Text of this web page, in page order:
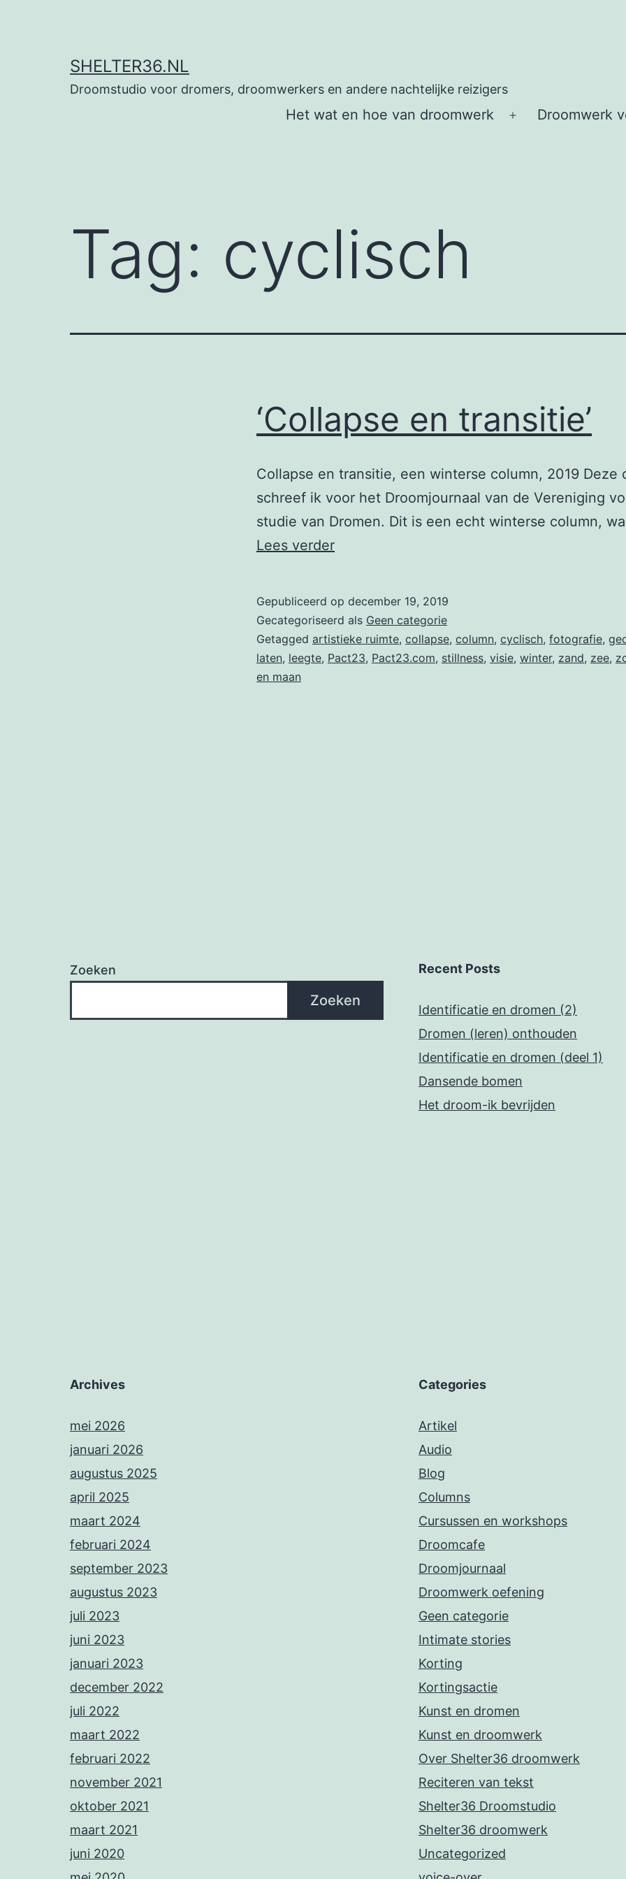
SHELTER36.NL
Droomstudio voor dromers, droomwerkers en andere nachtelijke reizigers
Het wat en hoe van droomwerk
Open
Droomwerk
Tag: cyclisch
‘Collapse en transitie’
Collapse en transitie, een winterse column, 2019 Deze
schreef ik voor het Droomjournaal van de Vereniging
studie van Dromen. Dit is een echt winterse column,
Lees verder‘Collapse
Gepubliceerd op december 19, 2019
Gecategoriseerd als Geen categorie
Getagged artistieke ruimte, collapse, column, cyclisch, fotografie,
laten, leegte, Pact23, Pact23.com, stillness, visie, winter, zand, zee,
en maan
Zoeken
Zoeken
Recent Posts
Identificatie en dromen (2)
Dromen (leren) onthouden
Identificatie en dromen (deel 1)
Dansende bomen
Het droom-ik bevrijden
Archives
mei 2026
januari 2026
augustus 2025
april 2025
maart 2024
februari 2024
september 2023
augustus 2023
juli 2023
juni 2023
januari 2023
december 2022
juli 2022
maart 2022
februari 2022
november 2021
oktober 2021
maart 2021
juni 2020
Categories
Artikel
Audio
Blog
Columns
Cursussen en workshops
Droomcafe
Droomjournaal
Droomwerk oefening
Geen categorie
Intimate stories
Korting
Kortingsactie
Kunst en dromen
Kunst en droomwerk
Over Shelter36 droomwerk
Reciteren van tekst
Shelter36 Droomstudio
Shelter36 droomwerk
Uncategorized